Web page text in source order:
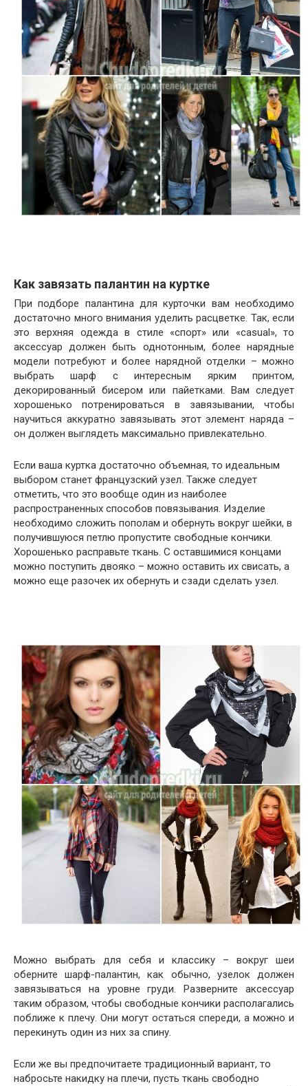
Как завязать палантин на куртке
При подборе палантина для курточки вам необходимо
достаточно много внимания уделить расцветке. Так, если
это верхняя одежда в стиле «спорт» или «casual», то
аксессуар должен быть однотонным, более нарядные
модели потребуют и более нарядной отделки – можно
выбрать шарф с интересным ярким принтом,
декорированный бисером или пайетками. Вам следует
хорошенько потренироваться в завязывании, чтобы
научиться аккуратно завязывать этот элемент наряда –
он должен выглядеть максимально привлекательно.
Если ваша куртка достаточно объемная, то идеальным
выбором станет французский узел. Также следует
отметить, что это вообще один из наиболее
распространенных способов повязывания. Изделие
необходимо сложить пополам и обернуть вокруг шейки, в
получившуюся петлю пропустите свободные кончики.
Хорошенько расправьте ткань. С оставшимися концами
можно поступить двояко – можно оставить их свисать, а
можно еще разочек их обернуть и сзади сделать узел.
Можно выбрать для себя и классику – вокруг шеи
оберните шарф-палантин, как обычно, узелок должен
завязываться на уровне груди. Разверните аксессуар
таким образом, чтобы свободные кончики располагались
поближе к плечу. Они могут остаться спереди, а можно и
перекинуть один из них за спину.
Если же вы предпочитаете традиционный вариант, то
набросьте накидку на плечи, пусть ткань свободно